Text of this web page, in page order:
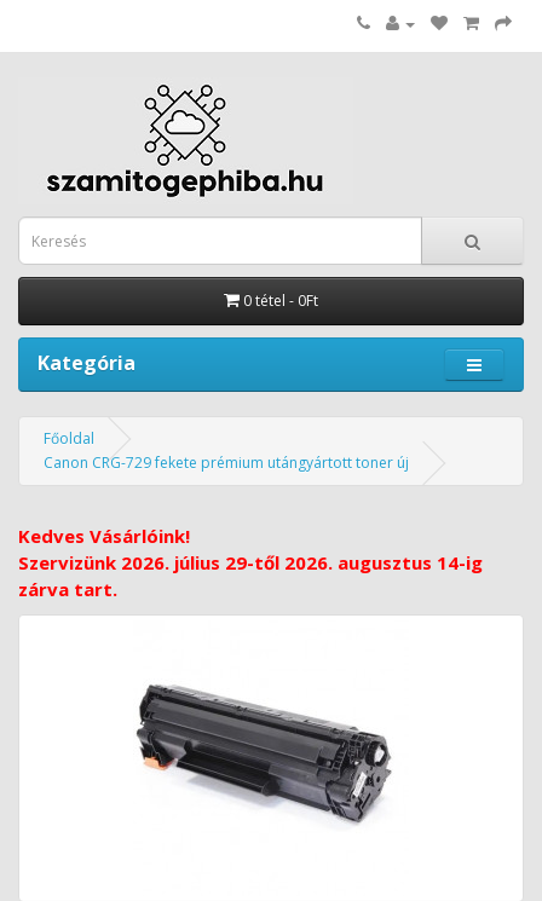
0 tétel - 0Ft
Kategória
Főoldal
Canon CRG-729 fekete prémium utángyártott toner új
Kedves Vásárlóink!
Szervizünk 2026. július 29-től 2026. augusztus 14-ig
zárva tart.